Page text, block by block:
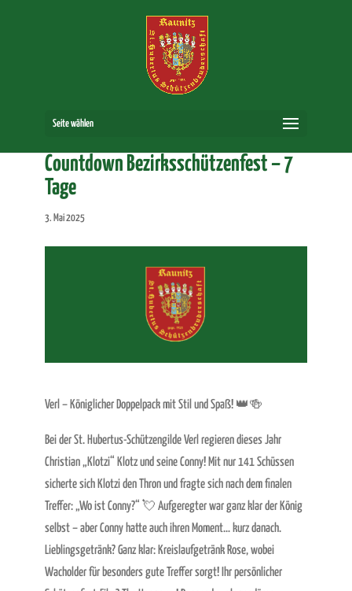
Seite wählen
Countdown Bezirksschützenfest – 7
Tage
3. Mai 2025
Verl – Königlicher Doppelpack mit Stil und Spaß! 👑🍻
Bei der St. Hubertus-Schützengilde Verl regieren dieses Jahr
Christian „Klotzi“ Klotz und seine Conny! Mit nur 141 Schüssen
sicherte sich Klotzi den Thron und fragte sich nach dem finalen
Treffer: „Wo ist Conny?“ 💘 Aufgeregter war ganz klar der König
selbst – aber Conny hatte auch ihren Moment… kurz danach.
Lieblingsgetränk? Ganz klar: Kreislaufgetränk Rose, wobei
Wacholder für besonders gute Treffer sorgt! Ihr persönlicher